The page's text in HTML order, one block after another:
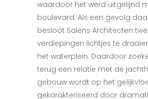
waardoor het werd uitgelijnd
boulevard. Als een gevolg
besloot Salens Architecten
verdiepingen lichtjes te
het waterplein. Daardoor
terug een relatie met de
gebouw wordt op het
gekarakteriseerd door